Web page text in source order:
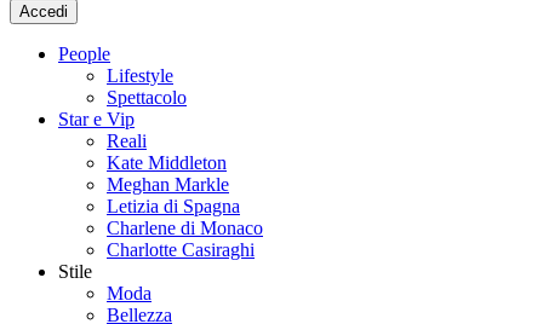
Accedi
People
Lifestyle
Spettacolo
Star e Vip
Reali
Kate Middleton
Meghan Markle
Letizia di Spagna
Charlene di Monaco
Charlotte Casiraghi
Stile
Moda
Bellezza